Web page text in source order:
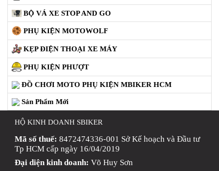
SẢN
PHẨM
MỚI
BLOG
PHƯỢT
LIÊN
HỆ
HƯỚNG
DẪN
MUA
BỘ VÁ XE STOP AND GO
PHỤ KIỆN MOTOWOLF
KẸP ĐIỆN THOẠI XE MÁY
PHỤ KIỆN PHƯỢT
ĐỒ CHƠI MOTO PHỤ KIỆN MBIKER HCM
Sản Phẩm Mới
HỘ KINH DOANH SBIKER
Mã số thuế: 8472474336-001 Sở Kế hoạch và Đầu tư
Tp HCM cấp ngày 16/04/2019
Đại diện kinh doanh: Võ Huy Sơn